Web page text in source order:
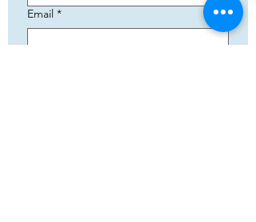
Email *